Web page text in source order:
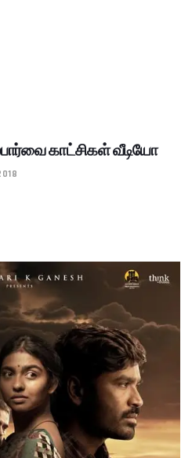
காட்சிகள் வீடியோ